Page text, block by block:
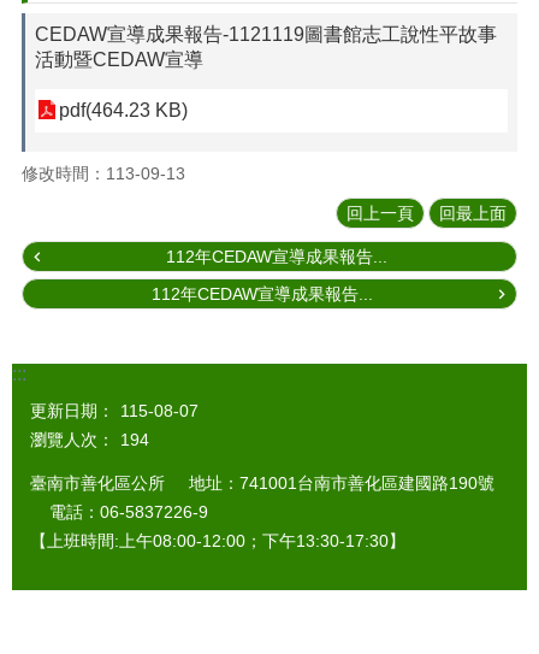
CEDAW宣導成果報告-1121119圖書館志工說性平故事
活動暨CEDAW宣導
pdf(464.23 KB)
修改時間：113-09-13
回上一頁 回最上面
112年CEDAW宣導成果報告...
112年CEDAW宣導成果報告...
:::
更新日期：
115-08-07
瀏覽人次：
194
臺南市善化區公所 地址：741001台南市善化區建國路190號
電話：06-5837226-9
【上班時間:上午08:00-12:00；下午13:30-17:30】